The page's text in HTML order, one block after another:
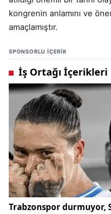
kongrenin anlamını ve
amaçlamıştır.
SPONSORLU IÇERIK